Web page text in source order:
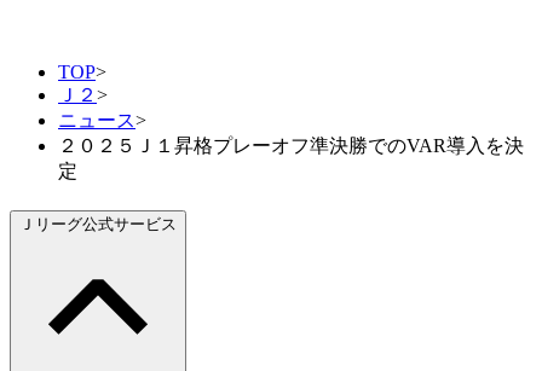
TOP>
Ｊ２ >
ニュース>
２０２５Ｊ１昇格プレーオフ準決勝でのVAR導入を決
定
Ｊリーグ公式サービス